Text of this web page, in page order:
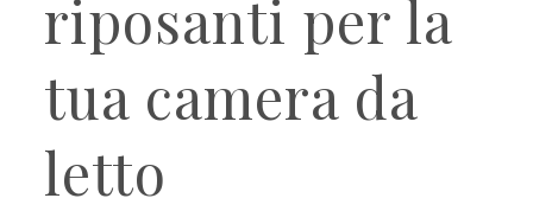
riposanti per la
tua camera da
letto